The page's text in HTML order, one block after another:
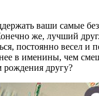
ваши самые
же, лучший
постоянно весел и
в именины, чем
рождения другу?